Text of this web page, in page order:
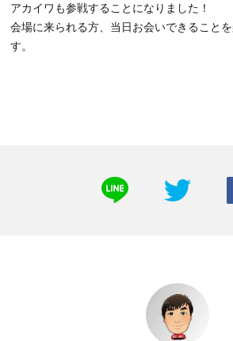
アカイワも参戦することになりました！
会場に来られる方、当日お会いできること
す。